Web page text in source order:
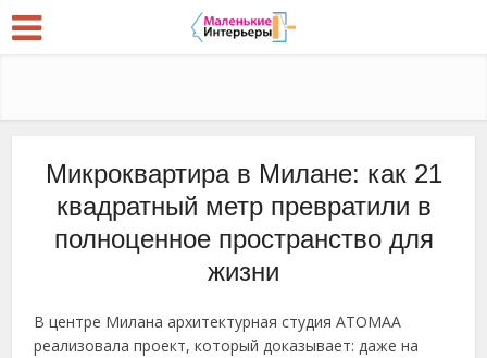
Микроквартира в Милане: как 21
квадратный метр превратили в
полноценное пространство для
жизни
В центре Милана архитектурная студия ATOMAA
реализовала проект, который доказывает: даже на